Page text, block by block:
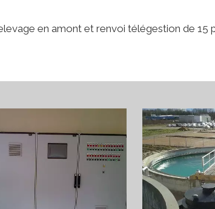
en amont et renvoi télégestion de